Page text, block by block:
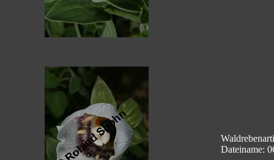
Dateiname: